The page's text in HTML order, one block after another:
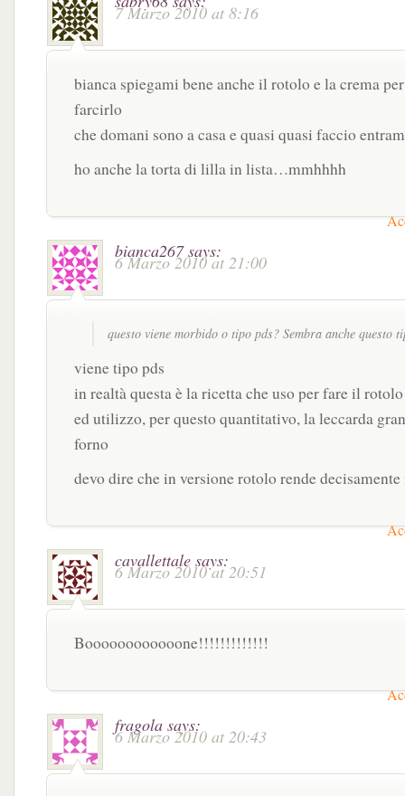
7 Marzo 2010 at 8:16
bianca spiegami bene anche il rotolo e la crema per
farcirlo
che domani sono a casa e quasi quasi faccio
ho anche la torta di lilla in lista…mmhhhh
bianca267 says:
6 Marzo 2010 at 21:00
questo viene morbido o tipo pds? Sembra anche questo
viene tipo pds
in realtà questa è la ricetta che uso per fare il
ed utilizzo, per questo quantitativo, la leccarda
forno
devo dire che in versione rotolo rende
cavallettale says:
6 Marzo 2010 at 20:51
Boooooooooooone!!!!!!!!!!!!!
fragola says:
6 Marzo 2010 at 20:43